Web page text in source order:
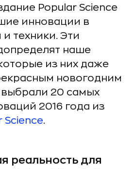
Popular Science
инновации в
техники. Эти
наше
из них даже
новогодним
20 самых
2016 года из
Science.
реальность для